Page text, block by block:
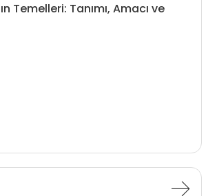
Temelleri: Tanımı, Amacı ve